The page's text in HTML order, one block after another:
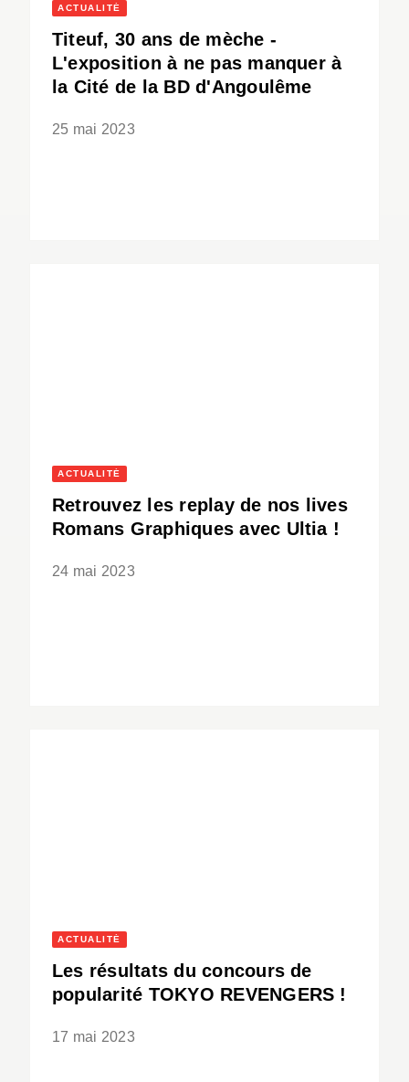
ACTUALITÉ
Titeuf, 30 ans de mèche -
L'exposition à ne pas manquer à
la Cité de la BD d'Angoulême
25 mai 2023
ACTUALITÉ
Retrouvez les replay de nos lives
Romans Graphiques avec Ultia !
24 mai 2023
ACTUALITÉ
Les résultats du concours de
popularité TOKYO REVENGERS !
17 mai 2023